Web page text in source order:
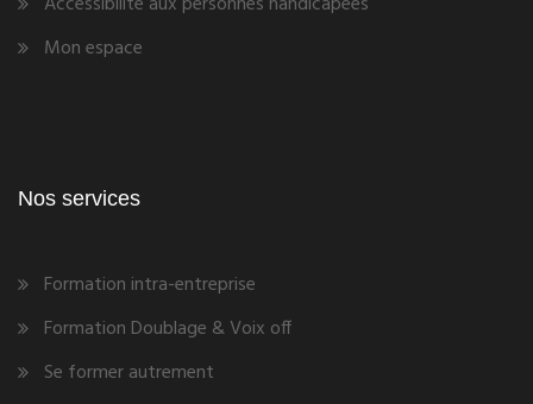
Mon espace
Nos services
Formation intra-entreprise
Formation Doublage & Voix off
Se former autrement